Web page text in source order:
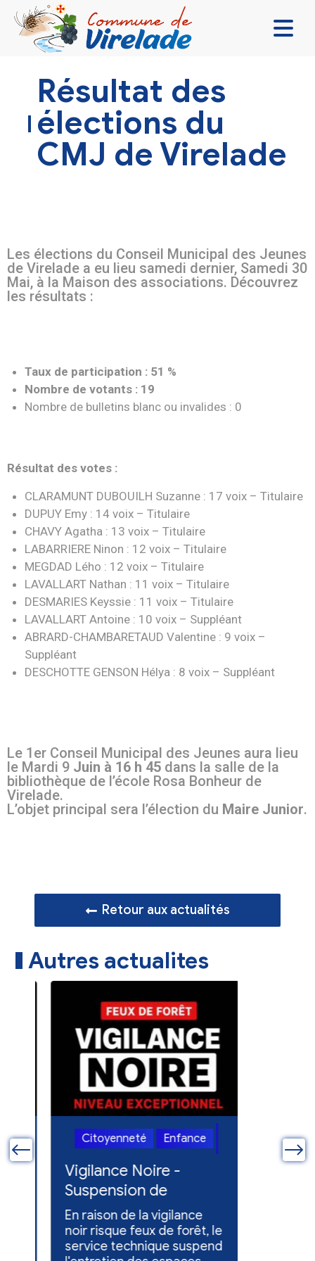
VIVRE ENSEMBLE
SE DIVERTIR
DÉCOUVRIR
Résultat des
élections du
CMJ de Virelade
Les élections du Conseil Municipal des Jeunes
de Virelade a eu lieu samedi dernier, Samedi 30
Mai, à la Maison des associations. Découvrez
les résultats :
Taux de participation : 51 %
Nombre de votants : 19
Nombre de bulletins blanc ou invalides : 0
Résultat des votes :
CLARAMUNT DUBOUILH Suzanne : 17 voix – Titulaire
DUPUY Emy : 14 voix – Titulaire
CHAVY Agatha : 13 voix – Titulaire
LABARRIERE Ninon : 12 voix – Titulaire
MEGDAD Lého : 12 voix – Titulaire
LAVALLART Nathan : 11 voix – Titulaire
DESMARIES Keyssie : 11 voix – Titulaire
LAVALLART Antoine : 10 voix – Suppléant
ABRARD-CHAMBARETAUD Valentine : 9 voix –
Suppléant
DESCHOTTE GENSON Hélya : 8 voix – Suppléant
Le 1er Conseil Municipal des Jeunes aura lieu
le Mardi 9 Juin à 16 h 45 dans la salle de la
bibliothèque de l’école Rosa Bonheur de
Virelade.
L’objet principal sera l’élection du Maire Junior.
Retour aux actualités
Autres actualites
Vie
communale
Citoyenneté Enfance
Vigilance Noire -
Suspension de
l'entretien des
espaces verts
En raison de la vigilance
noir risque feux de forêt, le
service technique suspend
Feux